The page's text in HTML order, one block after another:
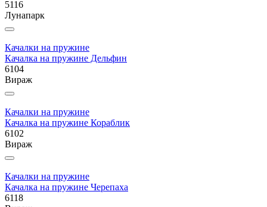
5116
Лунапарк
Качалки на пружине
Качалка на пружине Дельфин
6104
Вираж
Качалки на пружине
Качалка на пружине Кораблик
6102
Вираж
Качалки на пружине
Качалка на пружине Черепаха
6118